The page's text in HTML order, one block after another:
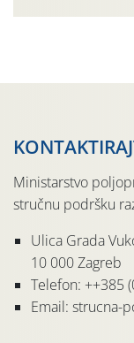
Ministarstvo
stručnu podršku
Ulica Grada
10 000 Zagreb
Telefon: ++385
Email: strucna-